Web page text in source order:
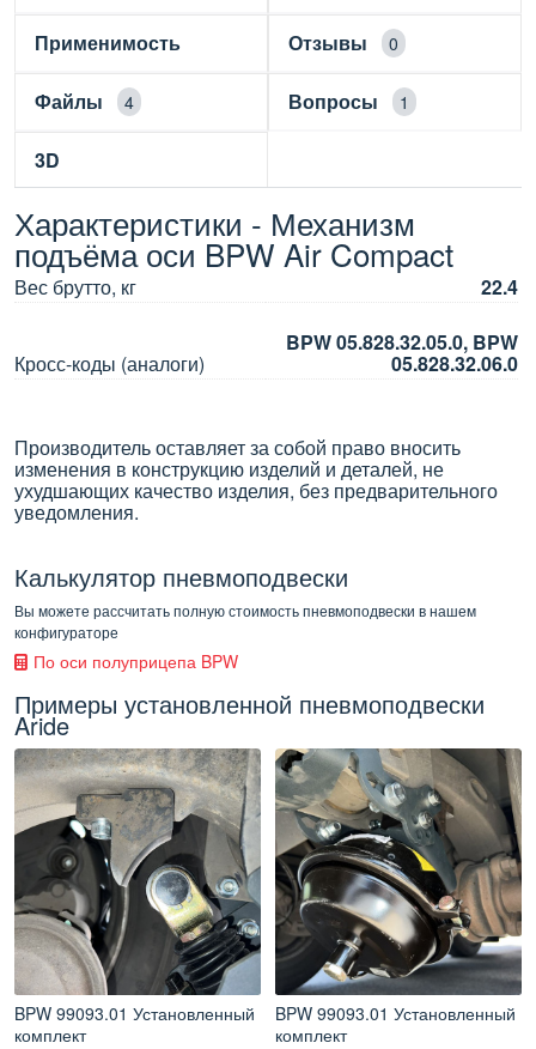
Применимость Отзывы 0
Файлы 4 Вопросы 1
3D
Характеристики - Механизм
подъёма оси BPW Air Compact
Вес брутто, кг 22.4
Кросс-коды (аналоги)
BPW 05.828.32.05.0, BPW
05.828.32.06.0
Производитель оставляет за собой право вносить
изменения в конструкцию изделий и деталей, не
ухудшающих качество изделия, без предварительного
уведомления.
Калькулятор пневмоподвески
Вы можете рассчитать полную стоимость пневмоподвески в нашем
конфигураторе
По оси полуприцепа BPW
Примеры установленной пневмоподвески
Aride
BPW 99093.01 Установленный
комплект
BPW 99093.01 Установленный
комплект